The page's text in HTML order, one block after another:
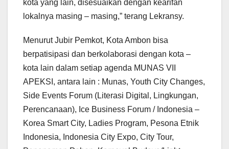
kota yang lain, disesuaikan dengan kearifan
lokalnya masing – masing,” terang Lekransy.
Menurut Jubir Pemkot, Kota Ambon bisa
berpatisipasi dan berkolaborasi dengan kota –
kota lain dalam setiap agenda MUNAS VII
APEKSI, antara lain : Munas, Youth City Changes,
Side Events Forum (Literasi Digital, Lingkungan,
Perencanaan), Ice Business Forum / Indonesia –
Korea Smart City, Ladies Program, Pesona Etnik
Indonesia, Indonesia City Expo, City Tour,